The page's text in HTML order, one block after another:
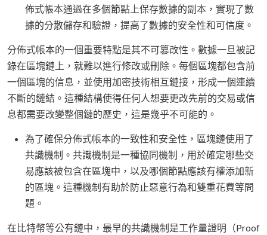
佈式帳本通過在多個節點上保存數據的副本，實現了數
據的分散儲存和驗證，提高了數據的安全性和可信度。
分佈式帳本的一個重要特點是其不可篡改性。數據一旦被記
錄在區塊鏈上，就難以進行修改或刪除。每個區塊都包含前
一個區塊的信息，並使用加密技術相互鏈接，形成一個連續
不斷的鏈結。這種結構使得任何人想要更改先前的交易或信
息都需要改變整個鏈的歷史，這是幾乎不可能的。
為了確保分佈式帳本的一致性和安全性，區塊鏈使用了
共識機制。共識機制是一種協同機制，用於確定哪些交
易應該被包含在區塊中，以及哪個節點應該有權添加新
的區塊。這種機制有助於防止惡意行為和雙重花費等問
題。
在比特幣等公有鏈中，最早的共識機制是工作量證明（Proof